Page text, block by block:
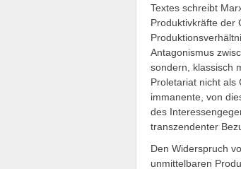
Textes schreibt
Produktivkräfte der
Antagonismus
sondern, klassisch
Proletariat nicht als
immanente, von
des
transzendenter
Den Widerspruch
unmittelbaren